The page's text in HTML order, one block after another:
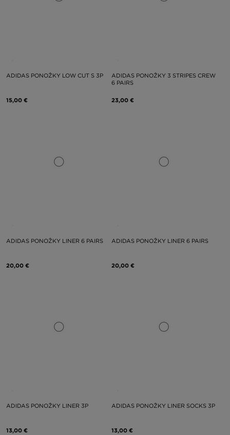
ADIDAS PONOŽKY LOW CUT S 3P
15,00 €
ADIDAS PONOŽKY 3 STRIPES CREW
6 PAIRS
23,00 €
ADIDAS PONOŽKY LINER 6 PAIRS
20,00 €
ADIDAS PONOŽKY LINER 6 PAIRS
20,00 €
ADIDAS PONOŽKY LINER 3P
13,00 €
ADIDAS PONOŽKY LINER SOCKS 3P
13,00 €